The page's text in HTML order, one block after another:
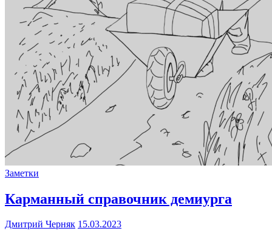
Заметки
Карманный справочник демиурга
Дмитрий Черняк 15.03.2023